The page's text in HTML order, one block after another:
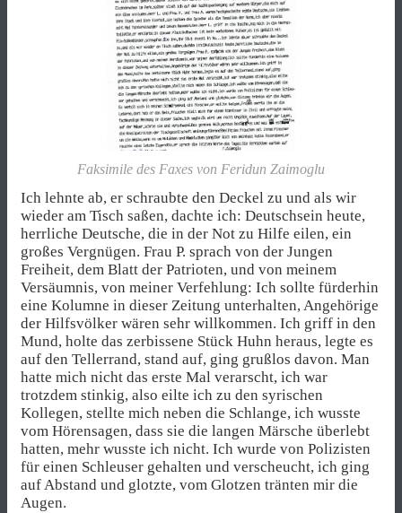
Faksimile des Faxes von Feridun Zaimoglu
Ich lehnte ab, er schraubte den Deckel zu und als wir
wieder am Tisch saßen, dachte ich: Deutschsein heute,
herrliche Deutsche, die in der Not zu Hilfe eilen, ein
großes Vergnügen. Frau P. sprach von der Jungen
Freiheit, dem Blatt der Patrioten, und von meinem
Versäumnis, von meiner Verfehlung: Ich sollte fürderhin
eine Kolumne in dieser Zeitung unterhalten, Angehörige
der Hilfsvölker wären sehr willkommen. Ich griff in den
Mund, holte das zerbissene Stück Huhn heraus, legte es
auf den Tellerrand, stand auf, ging grußlos davon. Man
hatte mich nicht das erste Mal verarscht, ich war
trotzdem stinkig, also eilte ich zu den syrischen
Kollegen, stellte mich neben die Schlange, ich wusste
vom Hörensagen, dass sie die langen Märsche überlebt
hatten, mehr wusste ich nicht. Ich wurde von Polizisten
für einen Schleuser gehalten und verscheucht, ich ging
auf Abstand und glotzte, vom Glotzen tränten mir die
Augen.